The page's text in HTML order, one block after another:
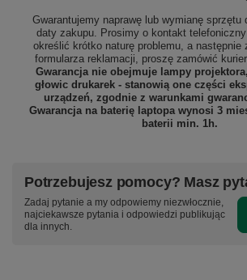
Gwarantujemy naprawę lub wymianę sprzętu
daty zakupu. Prosimy o kontakt
określić krótko naturę problemu, a następnie
formularza reklamacji, proszę zamówić
Gwarancja nie obejmuje lampy
głowic drukarek - stanowią one części
urządzeń, zgodnie z warunkami
Gwarancja na baterię laptopa wynosi 3
baterii min. 1h.
Potrzebujesz pomocy? Masz
Zadaj pytanie a my odpowiemy niezwłocznie,
najciekawsze pytania i odpowiedzi publikując
dla innych.